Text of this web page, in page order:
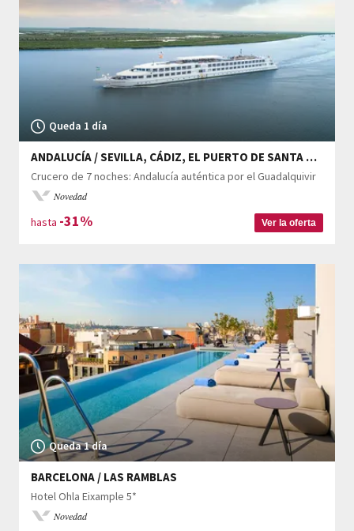
Queda 1 día
ANDALUCÍA / SEVILLA, CÁDIZ, EL PUERTO DE SANTA MARÍA
Crucero de 7 noches: Andalucía auténtica por el Guadalquivir
Novedad
hasta -31% Ver la oferta
Queda 1 día
BARCELONA / LAS RAMBLAS
Hotel Ohla Eixample 5*
Novedad